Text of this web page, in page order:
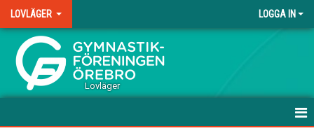
LOVLÄGER LOGGA IN
.
Lovläger